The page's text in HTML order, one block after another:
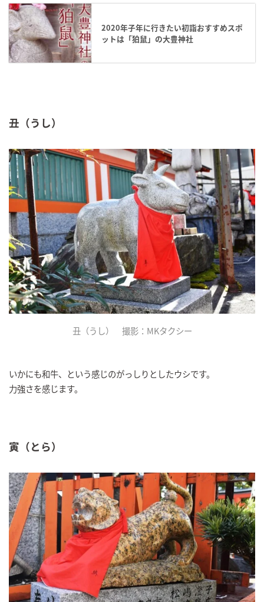
2020年子年に行きたい初詣おすすめスポ
ットは「狛鼠」の大豊神社
丑（うし）
丑（うし） 撮影：MKタクシー
いかにも和牛、という感じのがっしりとしたウシです。
力強さを感じます。
寅（とら）